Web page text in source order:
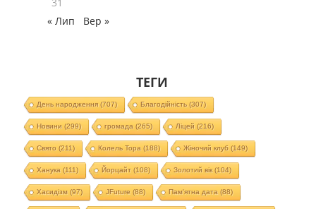
« Лип
Вер »
ТЕГИ
День народження(707) Благодійність (307)
Новини (299) громада (265) Ліцей (216)
Свято (211) Колель Тора (188) Жіночий клуб (149)
Ханука (111) Йорцайт (108) Золотий вік(104)
Хасидізм (97) JFuture (88) Пам'ятна дата (88)